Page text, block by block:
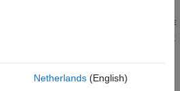
は、モック プロパティの set 動作
の定義時に、
黙的に作成します。
Netherlands(English)